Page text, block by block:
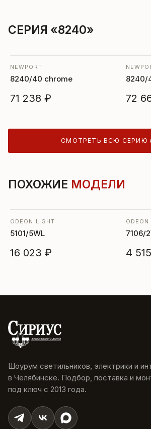
СЕРИЯ «8240»
NEWPORT
8240/40 chrome
71 238 ₽
8240/
72
СМОТРЕТЬ ВСЮ СЕРИЮ
ПОХОЖИЕ МОДЕЛИ
ODEON LIGHT
5101/5WL
16 023 ₽
7106/
4
Шоурум светильников, электрики и
в Челябинске. Подбор, поставка и
под ключ с 2013 года.